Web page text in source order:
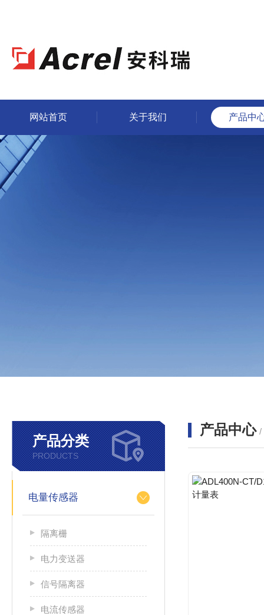
网站首页 关于我们 产品中
产品分类
PRODUCTS
电量传感器
隔离栅
电力变送器
信号隔离器
电流传感器
产品中心 /